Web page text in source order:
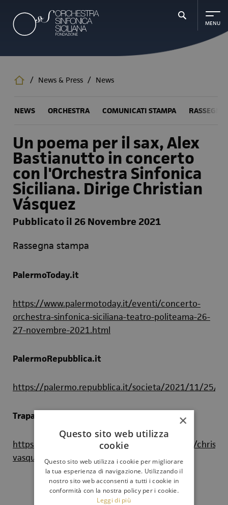
contenuto
principale
/ News & Press / News
NEWS ORCHESTRA COMUNICATI STAMPA
Un poema per il sax, Alex
Bastianutto in concerto
con l'Orchestra Sinfonica
Siciliana. Dirige Christian
Vásquez
Pubblicato il 26 Novembre 2021
Rassegna stampa
PalermoToday.it
https://www.palermotoday.it/eventi/concerto-
orchestra-sinfonica-siciliana-teatro-politeama-26-
27-novembre-2021.html
PalermoRepubblica.it
https://palermo.repubblica.it/societa/2021/11/25/
TrapaniinRepubblica.net
https://trapaniinrepubblica.net/3009/cultura/
vasquez/
×
Questo sito web utilizza
cookie
Questo sito web utilizza i cookie per migliorare
la tua esperienza di navigazione. Utilizzando il
nostro sito web acconsenti a tutti i cookie in
conformità con la nostra policy per i cookie.
Leggi di più